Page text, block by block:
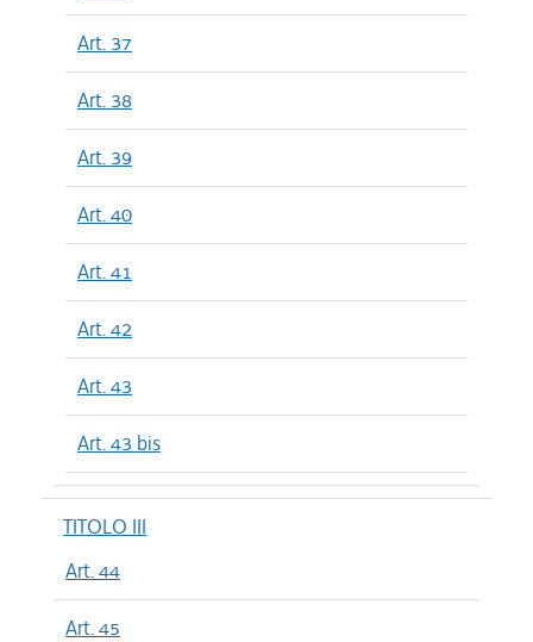
Art. 37
Art. 38
Art. 39
Art. 40
Art. 41
Art. 42
Art. 43
Art. 43 bis
TITOLO III
Art. 44
Art. 45